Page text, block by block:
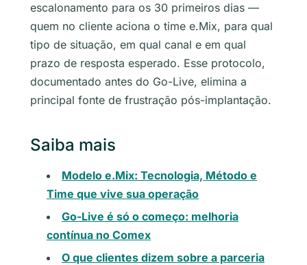
escalonamento para os 30 primeiros dias —
quem no cliente aciona o time e.Mix, para qual
tipo de situação, em qual canal e em qual
prazo de resposta esperado. Esse protocolo,
documentado antes do Go-Live, elimina a
principal fonte de frustração pós-implantação.
Saiba mais
Modelo e.Mix: Tecnologia, Método e
Time que vive sua operação
Go-Live é só o começo: melhoria
contínua no Comex
O que clientes dizem sobre a parceria